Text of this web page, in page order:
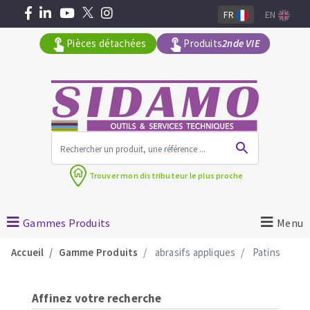
MACHINES POUR LE BATIMENT
Meuleuses angulaires
Surfaceuses à béton
Coupe carreaux manuels
OUTILS DIAMANTÉS
Pièces détachées Produits2nde VIE
FR EN
Trouver mondistributeur le plus proche
Gammes Produits Menu
Accueil Gamme Produits abrasifs appliques Patins
Affinez votre recherche